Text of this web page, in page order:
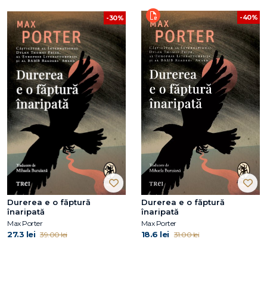
-30%
Durerea e o făptură
înaripată
Max Porter
27.3 lei 39.00 lei
-40%
Durerea e o făptură
înaripată
Max Porter
18.6 lei 31.00 lei